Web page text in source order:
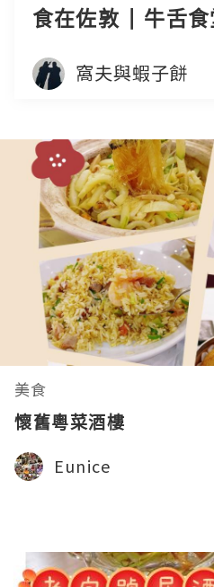
食在佐敦 | 牛舌
窩夫與蝦子餅
美食
懷舊粵菜酒樓
Eunice